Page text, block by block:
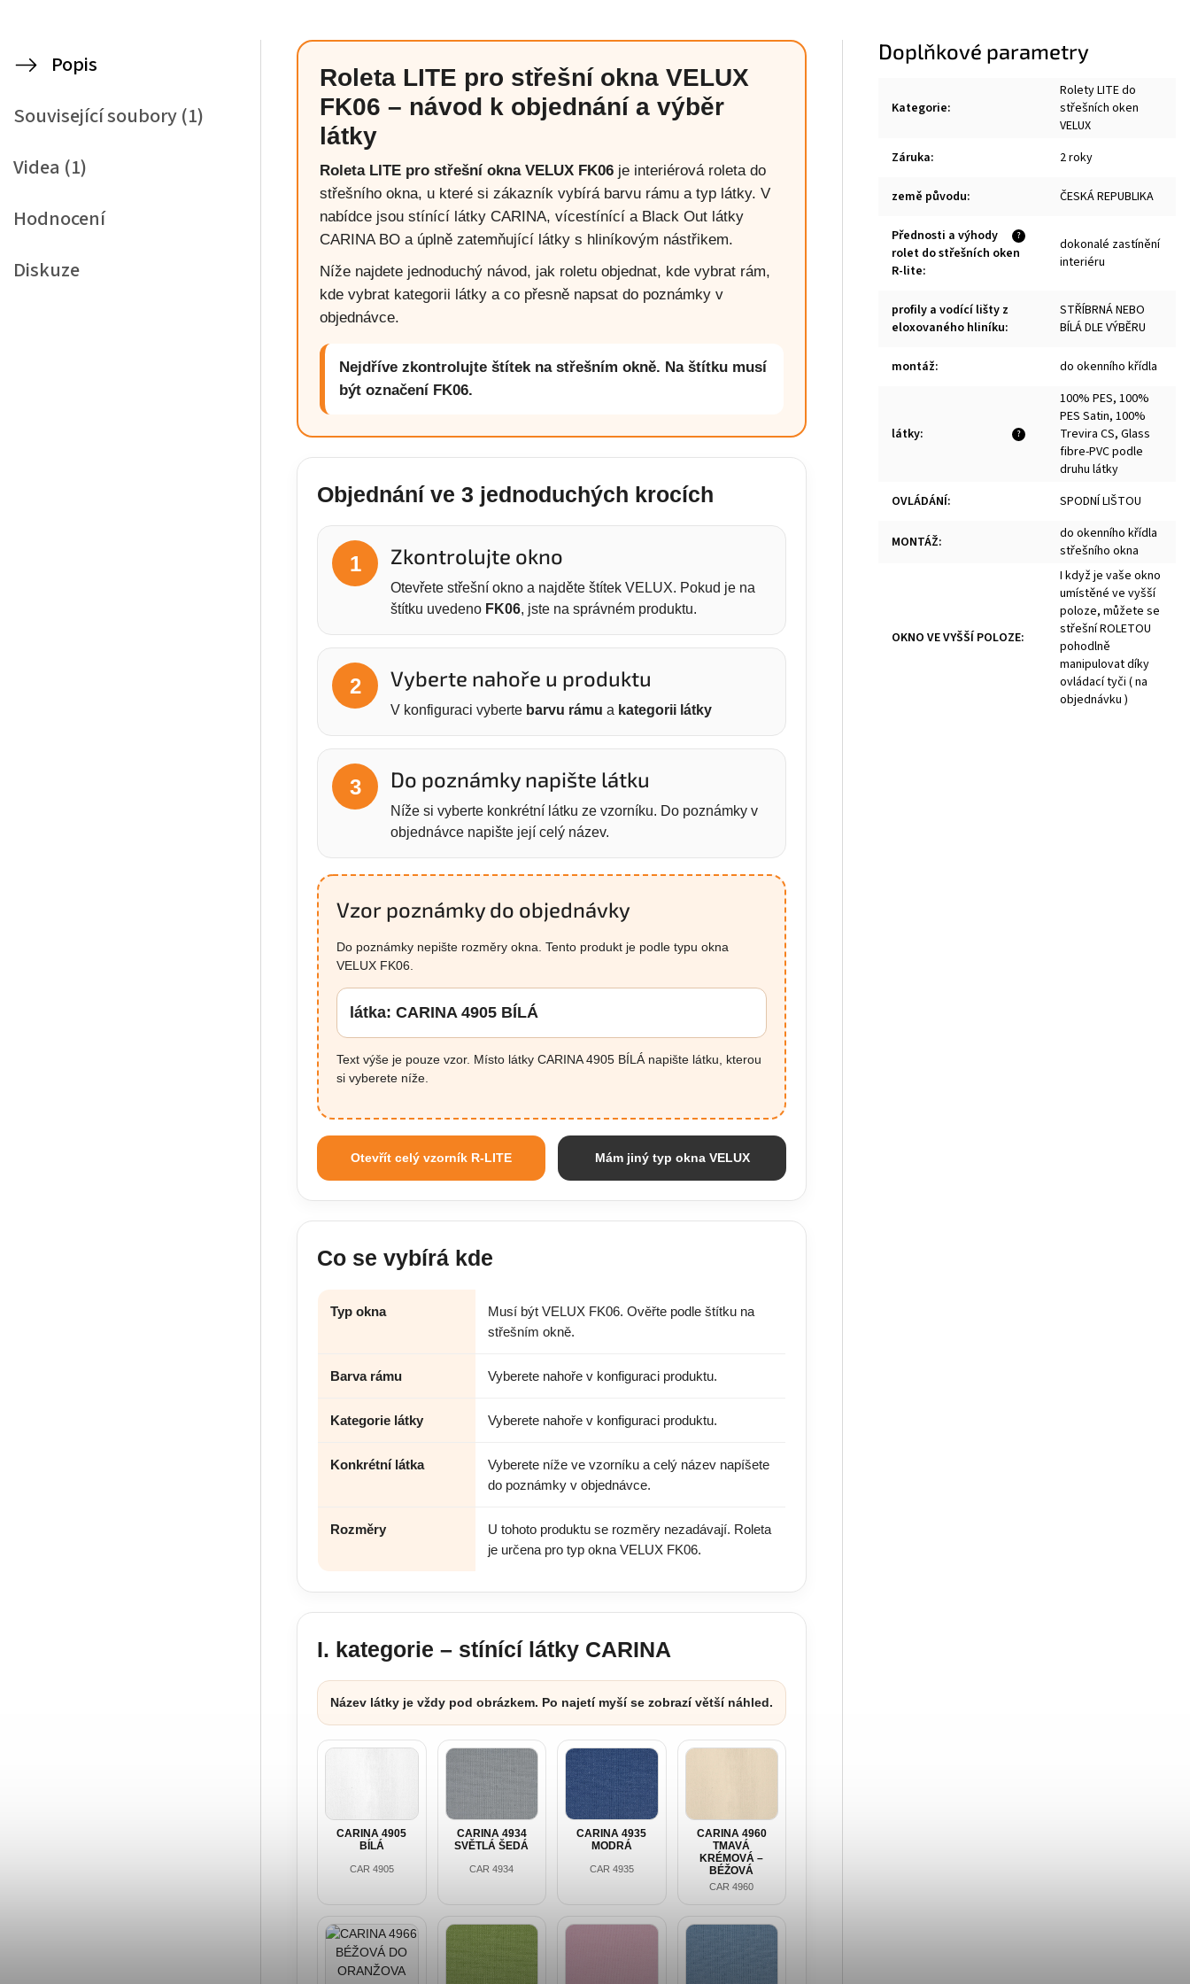
Popis
Související soubory (1)
Videa (1)
Hodnocení
Diskuze
Roleta LITE pro střešní okna VELUX
FK06 – návod k objednání a výběr
látky
Roleta LITE pro střešní okna VELUX FK06 je interiérová roleta do
střešního okna, u které si zákazník vybírá barvu rámu a typ látky. V
nabídce jsou stínící látky CARINA, vícestínící a Black Out látky
CARINA BO a úplně zatemňující látky s hliníkovým nástřikem.
Níže najdete jednoduchý návod, jak roletu objednat, kde vybrat rám,
kde vybrat kategorii látky a co přesně napsat do poznámky v
objednávce.
Nejdříve zkontrolujte štítek na střešním okně. Na štítku musí
být označení FK06.
Objednání ve 3 jednoduchých krocích
1 Zkontrolujte okno
Otevřete střešní okno a najděte štítek VELUX. Pokud je na
štítku uvedeno FK06, jste na správném produktu.
2 Vyberte nahoře u produktu
V konfiguraci vyberte barvu rámu a kategorii látky
3 Do poznámky napište látku
Níže si vyberte konkrétní látku ze vzorníku. Do poznámky v
objednávce napište její celý název.
Vzor poznámky do objednávky
Do poznámky nepište rozměry okna. Tento produkt je podle typu okna
VELUX FK06.
látka: CARINA 4905 BÍLÁ
Text výše je pouze vzor. Místo látky CARINA 4905 BÍLÁ napište látku, kterou
si vyberete níže.
Otevřít celý vzorník R-LITE Mám jiný typ okna VELUX
Co se vybírá kde
Typ okna
Musí být VELUX FK06. Ověřte podle štítku na
střešním okně.
Barva rámu Vyberete nahoře v konfiguraci produktu.
Kategorie látky Vyberete nahoře v konfiguraci produktu.
Konkrétní látka
Vyberete níže ve vzorníku a celý název napíšete
do poznámky v objednávce.
Rozměry
U tohoto produktu se rozměry nezadávají. Roleta
je určena pro typ okna VELUX FK06.
I. kategorie – stínící látky CARINA
Název látky je vždy pod obrázkem. Po najetí myší se zobrazí větší náhled.
CARINA 4905
BÍLÁ
CAR 4905
CARINA 4934
SVĚTLÁ ŠEDÁ
CAR 4934
CARINA 4935
MODRÁ
CAR 4935
CARINA 4960
TMAVÁ
KRÉMOVÁ –
BÉŽOVÁ
CAR 4960
Doplňkové parametry
Kategorie:
Rolety LITE do
střešních oken
VELUX
Záruka: 2 roky
země původu: ČESKÁ REPUBLIKA
?
Přednosti a výhody
rolet do střešních oken
R-lite:
dokonalé zastínění
interiéru
profily a vodící lišty z
eloxovaného hliníku:
STŘÍBRNÁ NEBO
BÍLÁ DLE VÝBĚRU
montáž: do okenního křídla
?
látky:
100% PES, 100%
PES Satin, 100%
Trevira CS, Glass
fibre-PVC podle
druhu látky
OVLÁDÁNÍ: SPODNÍ LIŠTOU
MONTÁŽ:
do okenního křídla
střešního okna
OKNO VE VYŠŠÍ POLOZE:
I když je vaše okno
umístěné ve vyšší
poloze, můžete se
střešní ROLETOU
pohodlně
manipulovat díky
ovládací tyči ( na
objednávku )